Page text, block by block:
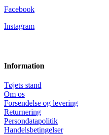
Facebook
Instagram
Information
Tøjets stand
Om os
Forsendelse og levering
Returnering
Persondatapolitik
Handelsbetingelser